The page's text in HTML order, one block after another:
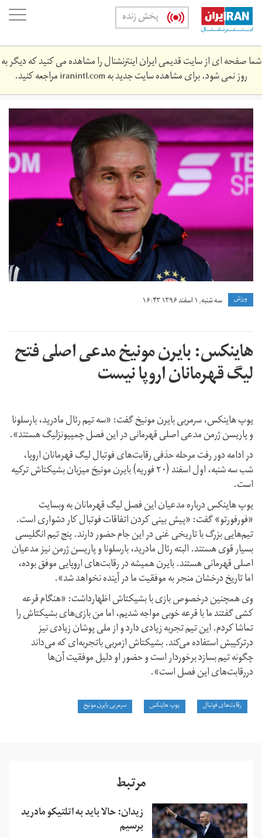
Skip
main
content
پخش زنده
شما صفحه ای از سایت قدیمی ایران اینترنشنال را مشاهده می کنید که دیگر به
روز نمی شود. برای مشاهده سایت جدید بهiranintl.comمراجعه کنید.
juppheynckes-
ورزش سه شنبه, ۱ اسفند ۱۳۹۶ ۱۶:۴۳
هاینکس: بایرن مونیخ مدعی اصلی فتح
لیگ قهرمانان اروپا نیست
یوپ هاینکس، سرمربی بایرن مونیخ گفت: «سه تیم رئال مادرید، بارسلونا
و پاریسن ژرمن مدعی اصلی قهرمانی در این فصل چمپیونزلیگ هستند».
در ادامه دور رفت مرحله حذفی رقابت‌های فوتبال لیگ قهرمانان اروپا،
شب سه شنبه، اول اسفند (۲۰ فوریه) بایرن مونیخ میزبان بشیکتاش ترکیه
است.
یوپ هاینکس درباره مدعیان این فصل لیگ قهرمانان به وبسایت
«فورفورتو» گفت: «پیش بینی کردن اتفاقات فوتبال کار دشواری است.
تیم‌هایی بزرگ با تاریخی غنی در این جام حضور دارند. پنج تیم انگلیسی
بسیار قوی هستند. البته رئال مادرید، بارسلونا و پاریسن ژرمن نیز مدعیان
اصلی قهرمانی هستند. بایرن همیشه در رقابت‌های اروپایی موفق بوده،
اما تاریخ درخشان منجر به موفقیت ما در آینده نخواهد شد».
وی همچنین درخصوص بازی با بشیکتاش اظهارداشت: «هنگام قرعه
کشی گفتند ما با قرعه خوبی مواجه شدیم، اما من بازی‌های بشیکتاش را
تماشا کردم. این تیم تجربه زیادی دارد و از ملی پوشان زیادی نیز
درترکیبش استفاده می‌کند. بشیکتاش ازمربی باتجربه‌ای که می‌داند
چگونه تیم بسازد برخوردار است و حضور او دلیل موفقیت آن‌ها
دررقابت‌های این فصل است».
رقابت‌های فوتبال یوپ هاینکس سرمربی بایرن مونیخ
مرتبط
زیدان: حالا باید به اتلتیکو مادرید
برسیم